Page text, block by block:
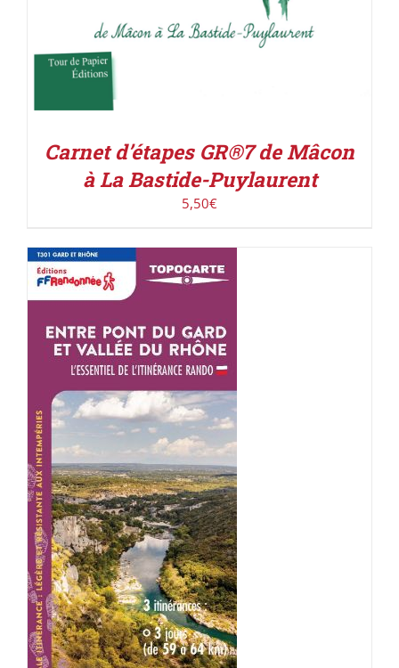
Carnet d’étapes GR®7 de Mâcon
à La Bastide-Puylaurent
5,50€
ACHETER LE PRODUIT
/
DÉTAILS